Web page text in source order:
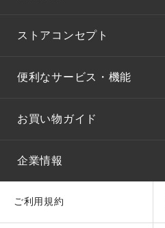
ストアコンセプト
便利なサービス・機能
お買い物ガイド
企業情報
ご利用規約